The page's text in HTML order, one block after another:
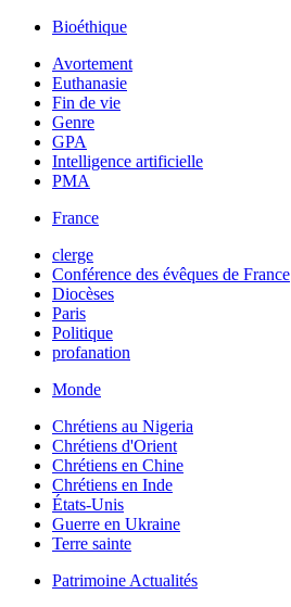
Bioéthique
Avortement
Euthanasie
Fin de vie
Genre
GPA
Intelligence artificielle
PMA
France
clerge
Conférence des évêques de France
Diocèses
Paris
Politique
profanation
Monde
Chrétiens au Nigeria
Chrétiens d'Orient
Chrétiens en Chine
Chrétiens en Inde
États-Unis
Guerre en Ukraine
Terre sainte
Patrimoine Actualités